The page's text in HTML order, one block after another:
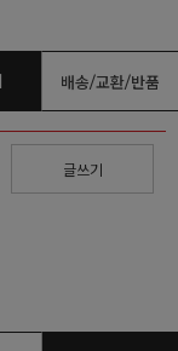
배송/교환/반품
글쓰기